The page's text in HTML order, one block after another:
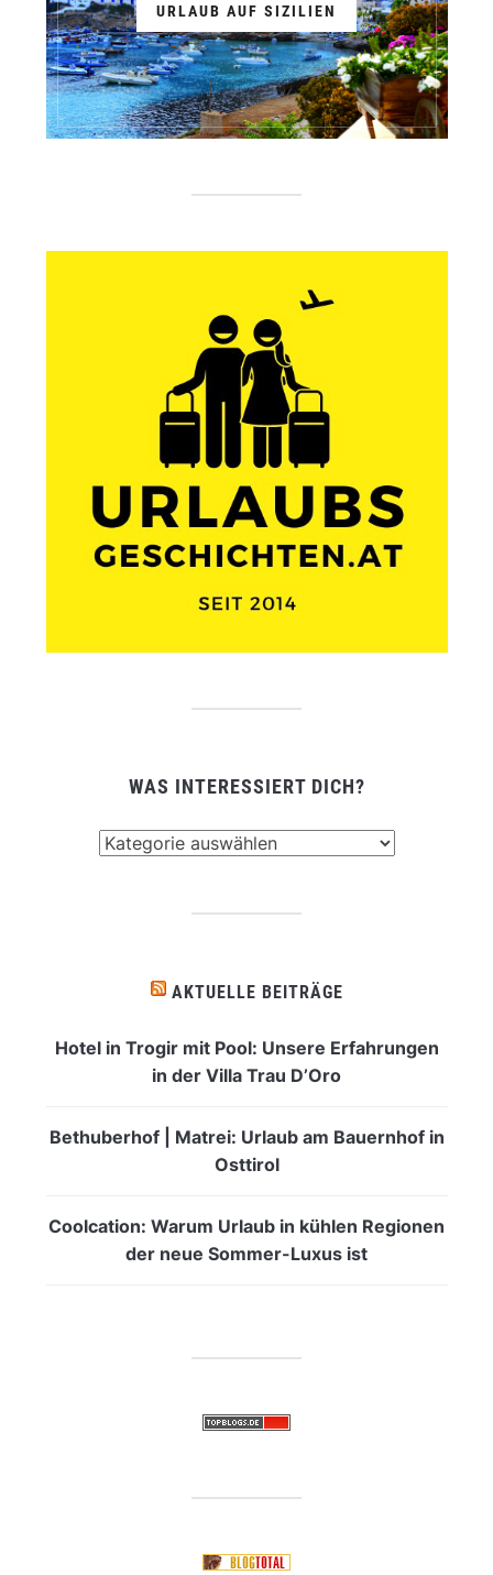
URLAUB AUF SIZILIEN
WAS INTERESSIERT DICH?
AKTUELLE BEITRÄGE
Hotel in Trogir mit Pool: Unsere Erfahrungen
in der Villa Trau D’Oro
Bethuberhof | Matrei: Urlaub am Bauernhof in
Osttirol
Coolcation: Warum Urlaub in kühlen Regionen
der neue Sommer-Luxus ist